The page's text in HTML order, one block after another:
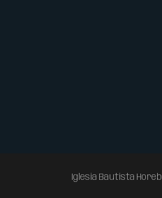
Iglesia Bautista Horeb